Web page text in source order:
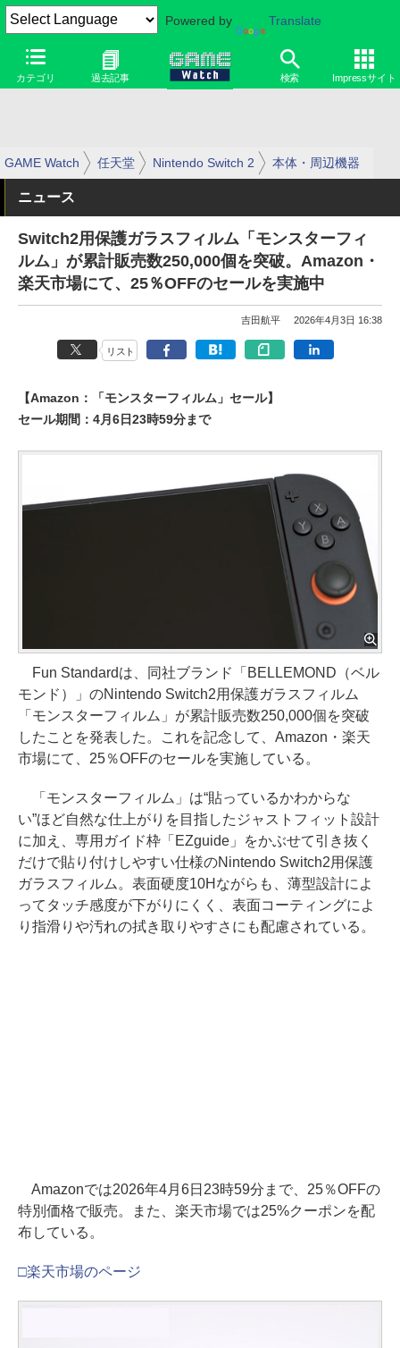
Powered by Translate
カテゴリ 過去記事 検索 Impressサイト
GAME Watch 任天堂 Nintendo Switch 2 本体・周辺機器
ニュース
Switch2用保護ガラスフィルム「モンスターフィ
ルム」が累計販売数250,000個を突破。Amazon・
楽天市場にて、25％OFFのセールを実施中
吉田航平 2026年4月3日 16:38
リスト
【Amazon：「モンスターフィルム」セール】
セール期間：4月6日23時59分まで
Fun Standardは、同社ブランド「BELLEMOND（ベル
モンド）」のNintendo Switch2用保護ガラスフィルム
「モンスターフィルム」が累計販売数250,000個を突破
したことを発表した。これを記念して、Amazon・楽天
市場にて、25％OFFのセールを実施している。
「モンスターフィルム」は“貼っているかわからな
い”ほど自然な仕上がりを目指したジャストフィット設計
に加え、専用ガイド枠「EZguide」をかぶせて引き抜く
だけで貼り付けしやすい仕様のNintendo Switch2用保護
ガラスフィルム。表面硬度10Hながらも、薄型設計によ
ってタッチ感度が下がりにくく、表面コーティングによ
り指滑りや汚れの拭き取りやすさにも配慮されている。
Amazonでは2026年4月6日23時59分まで、25％OFFの
特別価格で販売。また、楽天市場では25%クーポンを配
布している。
□楽天市場のページ